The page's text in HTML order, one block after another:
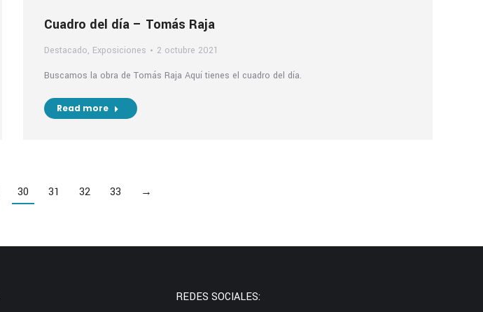
Cuadro del día – Tomás Raja
Destacado, Exposiciones
2 octubre 2021
Buscamos la obra de Tomás Raja Aquí tienes el cuadro del día.
Read more
30 31 32 33 →
REDES SOCIALES: